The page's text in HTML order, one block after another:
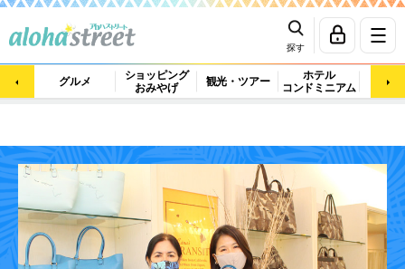
探す
グルメ
ショッピング
おみやげ
観光・ツアー
ホテル
コンドミニアム
マッ